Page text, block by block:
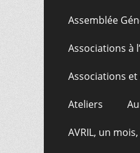
Assemblée
Associations à
Associations et
Ateliers
AVRIL, un